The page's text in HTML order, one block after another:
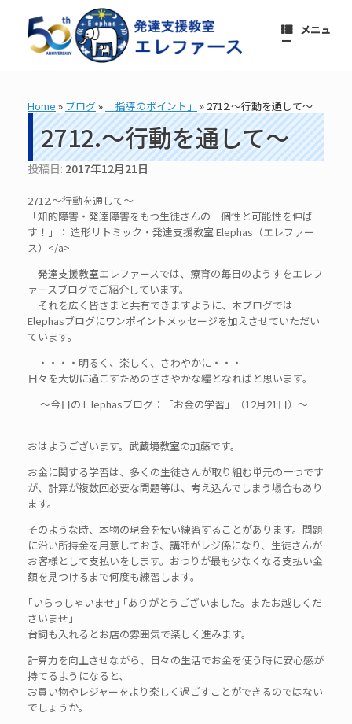
メニュ
ー
Home » ブログ» 「指導のポイント」 » 2712.～行動を通して～
2712.～行動を通して～
投稿日: 2017年12月21日
2712.～行動を通して～
「知的障害・発達障害をもつ生徒さんの 個性と可能性を伸ば
す！」： 造形リトミック・発達支援教室 Elephas（エレファー
ス）</a>
発達支援教室エレファースでは、療育の毎日のようすをエレフ
ァースブログでご紹介しています。
それを広く皆さまと共有できますように、本ブログでは
Elephasブログにワンポイントメッセージを加えさせていただい
ています。
・・・・明るく、楽しく、さわやかに・・・
日々を大切に過ごすためのささやかな糧となればと思います。
～今日のＥlephasブログ：「お金の学習」（12月21日）～
おはようございます。武蔵境教室の加藤です。
お金に関する学習は、多くの生徒さんが取り組む単元の一つです
が、計算が複数回必要な問題等は、考え込んでしまう場合もあり
ます。
そのような時、本物の現金を使い練習することがあります。問題
に沿い所持金を用意しておき、講師がレジ係になり、生徒さんが
お客様として支払いをします。おつりが最も少なくなる支払い金
額を見つけるまで何度も練習します。
｢いらっしゃいませ｣ ｢ありがとうございました。またお越しくだ
さいませ｣
台詞も入れるとお店の雰囲気で楽しく進みます。
計算力を向上させながら、日々の生活でお金を使う時に安心感が
持てるようになると、
お買い物やレジャーをより楽しく過ごすことができるのではない
でしょうか。